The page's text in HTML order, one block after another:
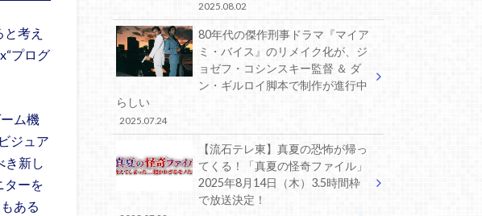
考え
プログ
ム機
ジュア
き新し
ターを
ある
2025.08.02
80年代の傑作刑事ドラマ『マイア
ミ・バイス』のリメイク化が、ジ
ョゼフ・コシンスキー監督 ＆ ダ
ン・ギルロイ脚本で制作が進行中
らしい
2025.07.24
【流石テレ東】真夏の恐怖が帰っ
てくる！「真夏の怪奇ファイル」
2025年8月14日（木）3.5時間枠
で放送決定！